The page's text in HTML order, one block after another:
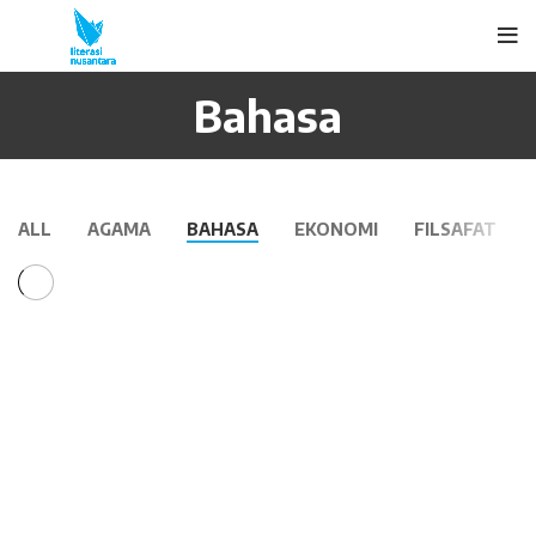
Bahasa
ALL AGAMA BAHASA EKONOMI FILSAFAT